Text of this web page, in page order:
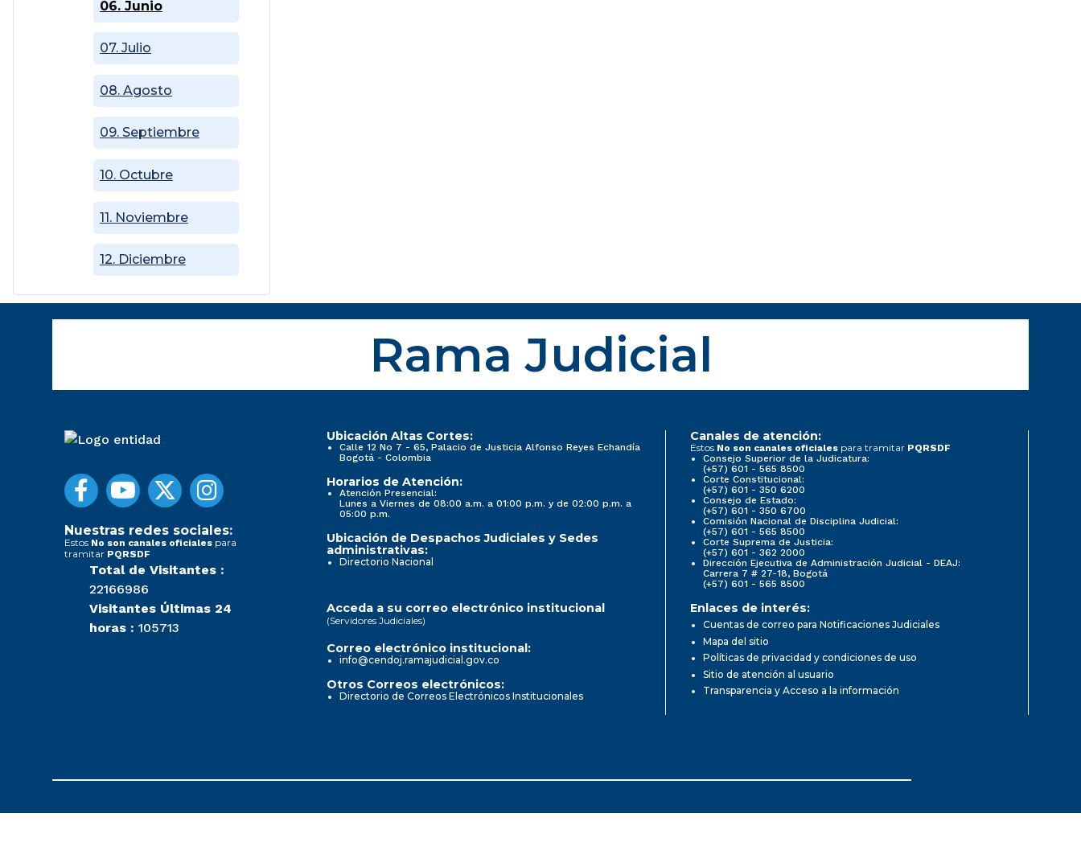
06. Junio
07. Julio
08. Agosto
09. Septiembre
10. Octubre
11. Noviembre
12. Diciembre
Rama Judicial
Nuestras redes sociales:
Estos No son canales oficiales para
tramitar PQRSDF
Total de Visitantes :
22166986
Visitantes Últimas 24
horas : 105713
Ubicación Altas Cortes:
Calle 12 No 7 - 65, Palacio de Justicia Alfonso Reyes Echandía
Bogotá - Colombia
Horarios de Atención:
Atención Presencial:
Lunes a Viernes de 08:00 a.m. a 01:00 p.m. y de 02:00 p.m. a
05:00 p.m.
Ubicación de Despachos Judiciales y Sedes
administrativas:
Directorio Nacional
Canales de atención:
Estos No son canales oficiales para tramitar PQRSDF
Consejo Superior de la Judicatura:
(+57) 601 - 565 8500
Corte Constitucional:
(+57) 601 - 350 6200
Consejo de Estado:
(+57) 601 - 350 6700
Comisión Nacional de Disciplina Judicial:
(+57) 601 - 565 8500
Corte Suprema de Justicia:
(+57) 601 - 362 2000
Dirección Ejecutiva de Administración Judicial - DEAJ:
Carrera 7 # 27-18, Bogotá
(+57) 601 - 565 8500
Acceda a su correo electrónico institucional
(Servidores Judiciales)
Correo electrónico institucional:
info@cendoj.ramajudicial.gov.co
Otros Correos electrónicos:
Directorio de Correos Electrónicos Institucionales
Enlaces de interés:
Cuentas de correo para Notificaciones Judiciales
Mapa del sitio
Políticas de privacidad y condiciones de uso
Sitio de atención al usuario
Transparencia y Acceso a la información